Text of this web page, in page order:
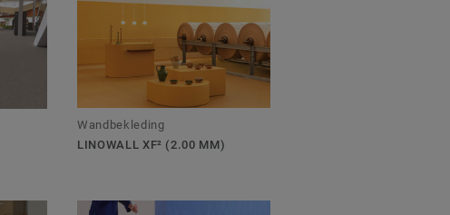
Wandbekleding
LINOWALL XF² (2.00 MM)